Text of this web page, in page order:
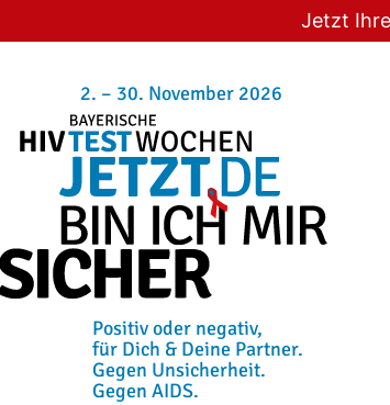
Jetzt
2. – 30. November 2026
Positiv oder negativ,
für Dich & Deine Partner.
Gegen Unsicherheit.
Gegen AIDS.